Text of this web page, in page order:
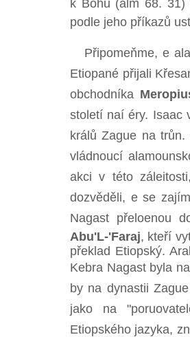
k Bohu (alm 68.
podle jeho příkazů
Připomeňme, e
Etiopané přijali
obchodníka
století naí éry.
králů Zague na trůn.
vládnoucí
akci v této
dozvěděli, e se
Nagast přeloenou
Abu'L-'Faraj, kteří
překlad Etiopský.
Kebra Nagast byla
by na dynastii
jako na
Etiopského jazyka,